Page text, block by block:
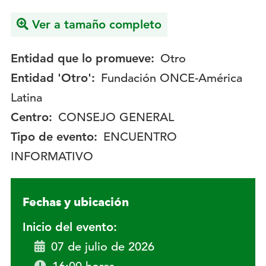
Ver a tamaño completo
Entidad que lo promueve: Otro
Entidad 'Otro': Fundación ONCE-América
Latina
Centro: CONSEJO GENERAL
Tipo de evento: ENCUENTRO
INFORMATIVO
Fechas y ubicación
Inicio del evento:
07 de julio de 2026